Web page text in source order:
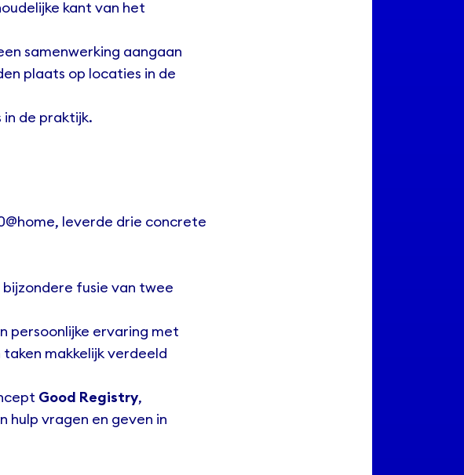
kant van het
samenwerking aangaan
plaats op locaties in de
de praktijk.
leverde drie concrete
fusie van twee
persoonlijke ervaring met
makkelijk verdeeld
Good Registry,
hulp vragen en geven in